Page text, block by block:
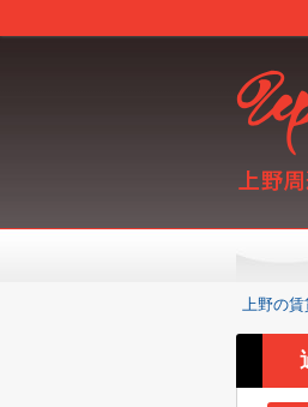
上野の